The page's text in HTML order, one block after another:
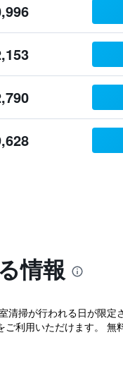
情報
清掃が行われる日が限定
利用いただけます。 無